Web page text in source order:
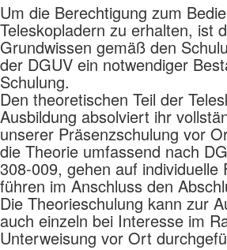
Um die Berechtigung zum
Teleskopladern zu erhalten, ist
Grundwissen gemäß den
der DGUV ein notwendiger
Schulung.
Den theoretischen Teil der
Ausbildung absolviert ihr
unserer Präsenzschulung vor
die Theorie umfassend nach
308-009, gehen auf individuelle
führen im Anschluss den
Die Theorieschulung kann zur
auch einzeln bei Interesse im
Unterweisung vor Ort